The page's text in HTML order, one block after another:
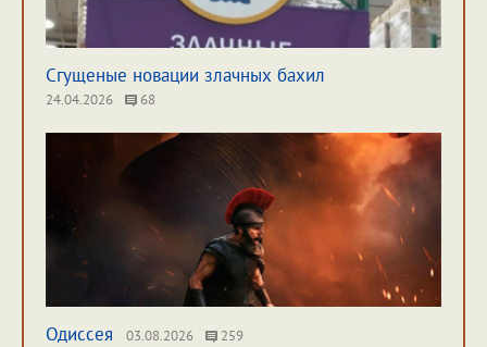
Сгущеные новации злачных бахил
24.04.2026 68
Одиссея 03.08.2026 259